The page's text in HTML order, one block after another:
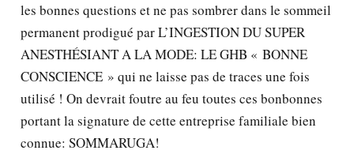
les bonnes questions et ne pas sombrer dans le sommeil
permanent prodigué par L’INGESTION DU SUPER
ANESTHÉSIANT A LA MODE: LE GHB « BONNE
CONSCIENCE » qui ne laisse pas de traces une fois
utilisé ! On devrait foutre au feu toutes ces bonbonnes
portant la signature de cette entreprise familiale bien
connue: SOMMARUGA!